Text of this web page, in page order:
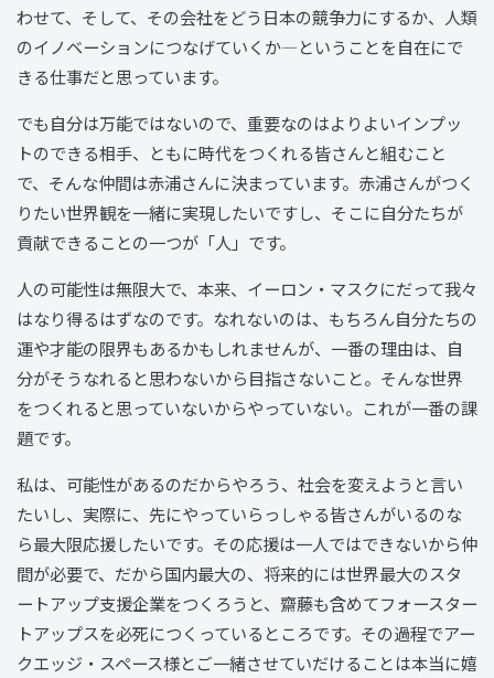
わせて、そして、その会社をどう日本の競争力にするか、人類
のイノベーションにつなげていくか―ということを自在にで
きる仕事だと思っています。
でも自分は万能ではないので、重要なのはよりよいインプッ
トのできる相手、ともに時代をつくれる皆さんと組むこと
で、そんな仲間は赤浦さんに決まっています。赤浦さんがつく
りたい世界観を一緒に実現したいですし、そこに自分たちが
貢献できることの一つが「人」です。
人の可能性は無限大で、本来、イーロン・マスクにだって我々
はなり得るはずなのです。なれないのは、もちろん自分たちの
運や才能の限界もあるかもしれませんが、一番の理由は、自
分がそうなれると思わないから目指さないこと。そんな世界
をつくれると思っていないからやっていない。これが一番の課
題です。
私は、可能性があるのだからやろう、社会を変えようと言い
たいし、実際に、先にやっていらっしゃる皆さんがいるのな
ら最大限応援したいです。その応援は一人ではできないから仲
間が必要で、だから国内最大の、将来的には世界最大のスタ
ートアップ支援企業をつくろうと、齋藤も含めてフォースター
トアップスを必死につくっているところです。その過程でアー
クエッジ・スペース様とご一緒させていだけることは本当に嬉